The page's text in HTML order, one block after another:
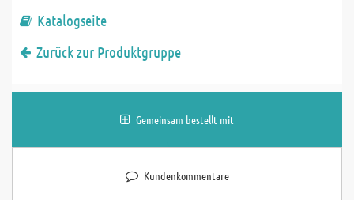
Katalogseite
Zurück zur Produktgruppe
Gemeinsam bestellt mit
Kundenkommentare